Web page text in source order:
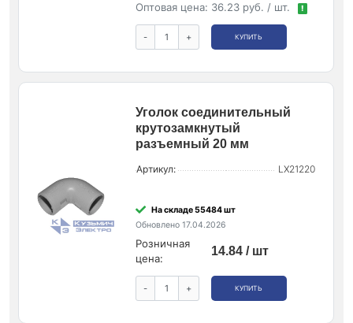
Оптовая цена: 36.23 руб. / шт. !
- + КУПИТЬ
Уголок соединительный
крутозамкнутый
разъемный 20 мм
Артикул: LX21220
На складе 55484 шт
Обновлено 17.04.2026
Розничная
цена:
14.84 / шт
- + КУПИТЬ